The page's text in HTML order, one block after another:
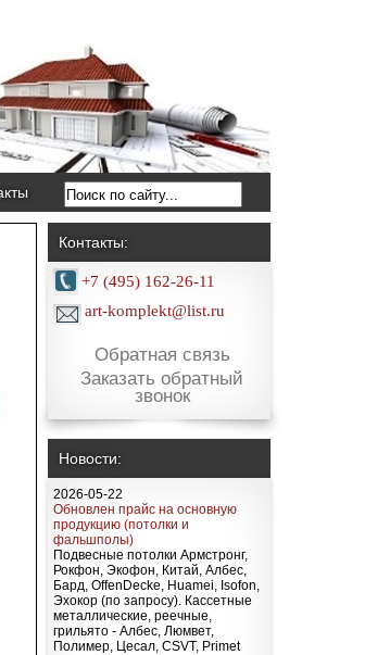
Контакты:
+7 (495) 162-26-11
art-komplekt@list.ru
Обратная связь
Заказать обратный
звонок
Новости:
2026-05-22
Обновлен прайс на основную
продукцию (потолки и
фальшполы)
Подвесные потолки Армстронг,
Рокфон, Экофон, Китай, Албес,
Бард, OffenDecke, Huamei, Isofon,
Эхокор (по запросу). Кассетные
металлические, реечные,
грильято - Албес, Люмвет,
Полимер, Цесал, CSVT, Primet